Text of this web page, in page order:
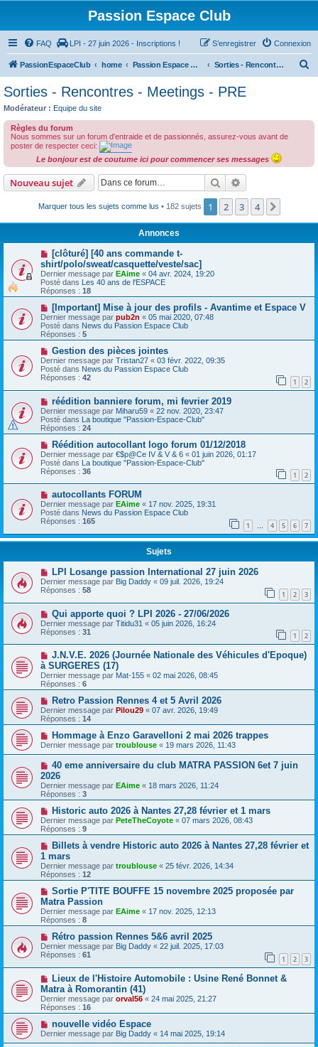
Passion Espace Club
FAQ LPI - 27 juin 2026 - Inscriptions ! Connexion
S’enregistrer
PassionEspaceClub home Passion Espace Club Sorties - Rencontres - Meetings - PRE
c
Sorties - Rencontres - Meetings - PRE
Modérateur : Equipe du site
Règles du forum
Nous sommes sur un forum d'entraide et de passionnés, assurez-vous avant de
poster de respecter ceci:
Le bonjour est de coutume ici pour commencer ses messages
Nouveau sujet Rechercher
Marquer tous les sujets comme lus • 182 sujets 1 2 3 4
Annonces
[clôturé] [40 ans commande t-
shirt/polo/sweat/casquette/veste/sac]
Dernier message par EAime « 04 avr. 2024, 19:20
Posté dans Les 40 ans de l'ESPACE
Réponses : 18
[Important] Mise à jour des profils - Avantime et Espace V
Dernier message par pub2n « 05 mai 2020, 07:48
Posté dans News du Passion Espace Club
Réponses : 5
Gestion des pièces jointes
Dernier message par Tristan27 « 03 févr. 2022, 09:35
Posté dans News du Passion Espace Club
Réponses : 42 1 2
réédition banniere forum, mi fevrier 2019
Dernier message par Miharu59 « 22 nov. 2020, 23:47
Posté dans La boutique "Passion-Espace-Club"
Réponses : 24
Réédition autocollant logo forum 01/12/2018
Dernier message par €$p@Ce IV & V & 6 « 01 juin 2026, 01:17
Posté dans La boutique "Passion-Espace-Club"
Réponses : 36 1 2
autocollants FORUM
Dernier message par EAime « 17 nov. 2025, 19:31
Posté dans News du Passion Espace Club
Réponses : 165 1 … 4 5 6 7
Sujets
LPI Losange passion International 27 juin 2026
Dernier message par Big Daddy « 09 juil. 2026, 19:24
Réponses : 58 1 2 3
Qui apporte quoi ? LPI 2026 - 27/06/2026
Dernier message par Titidu31 « 05 juin 2026, 16:24
Réponses : 31 1 2
J.N.V.E. 2026 (Journée Nationale des Véhicules d'Epoque)
à SURGERES (17)
Dernier message par Mat-155 « 02 mai 2026, 08:45
Réponses : 6
Retro Passion Rennes 4 et 5 Avril 2026
Dernier message par Pilou29 « 07 avr. 2026, 19:49
Réponses : 14
Hommage à Enzo Garavelloni 2 mai 2026 trappes
Dernier message par troublouse « 19 mars 2026, 11:43
40 eme anniversaire du club MATRA PASSION 6et 7 juin
2026
Dernier message par EAime « 18 mars 2026, 11:24
Réponses : 3
Historic auto 2026 à Nantes 27,28 février et 1 mars
Dernier message par PeteTheCoyote « 07 mars 2026, 08:43
Réponses : 9
Billets à vendre Historic auto 2026 à Nantes 27,28 février et
1 mars
Dernier message par troublouse « 25 févr. 2026, 14:34
Réponses : 12
Sortie P'TITE BOUFFE 15 novembre 2025 proposée par
Matra Passion
Dernier message par EAime « 17 nov. 2025, 12:13
Réponses : 8
Rétro passion Rennes 5&6 avril 2025
Dernier message par Big Daddy « 22 juil. 2025, 17:03
Réponses : 61 1 2 3
Lieux de l'Histoire Automobile : Usine René Bonnet &
Matra à Romorantin (41)
Dernier message par orval56 « 24 mai 2025, 21:27
Réponses : 16
nouvelle vidéo Espace
Dernier message par Big Daddy « 14 mai 2025, 19:14